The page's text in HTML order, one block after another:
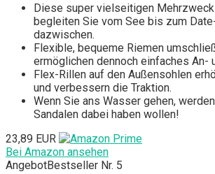
Diese super vielseitigen
begleiten Sie vom See bis zum
dazwischen.
Flexible, bequeme Riemen
ermöglichen dennoch einfaches An-
Flex-Rillen auf den Außensohlen
und verbessern die Traktion.
Wenn Sie ans Wasser gehen,
Sandalen dabei haben wollen!
23,89 EUR
Bei Amazon ansehen
AngebotBestseller Nr. 5